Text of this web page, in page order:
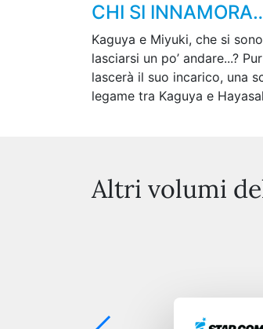
CHI SI
Kaguya e Miyuki, che si
lasciarsi un po’ andare...?
lascerà il suo incarico, una
legame tra Kaguya e
Altri volumi